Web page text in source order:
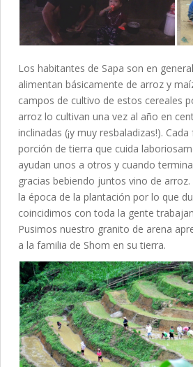
Los habitantes de Sapa son en
alimentan básicamente de arroz y
campos de cultivo de estos cereales
arroz lo cultivan una vez al año en
inclinadas (¡y muy resbaladizas!).
porción de tierra que cuida
ayudan unos a otros y cuando
gracias bebiendo juntos vino de
la época de la plantación por lo que
coincidimos con toda la gente
Pusimos nuestro granito de arena
a la familia de Shom en su tierra.